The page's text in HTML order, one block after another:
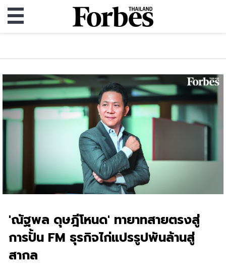
'ณัฐพล ดุษฎีโหนด' ทายาทสายตรงสู่
การปั้น FM ธุรกิจไก่แปรรูปพันล้านสู่
สากล